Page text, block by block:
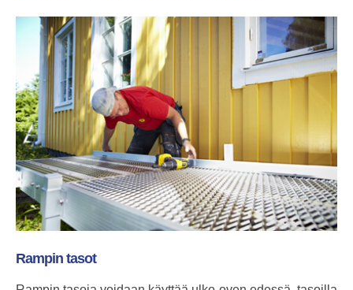
Rampin tasot